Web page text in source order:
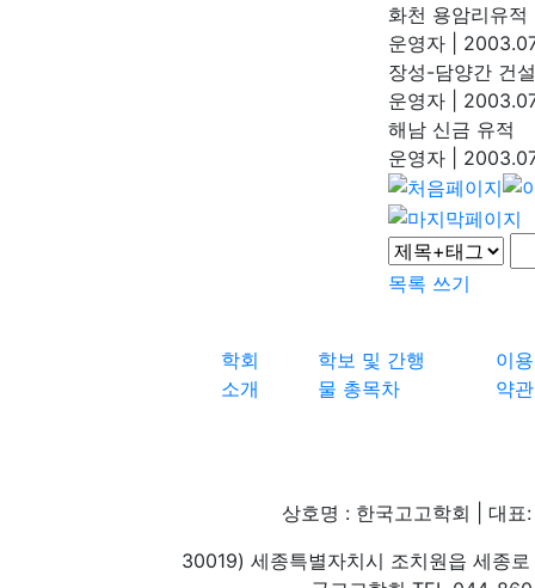
화천 용암리유적
운영자
장성-담양간 건
운영자
해남 신금 유적
운영자
목록 쓰기
학회
소개
학보 및 간행
물 총목차
이용
약관
상호명 : 한국고고학회 | 대
30019) 세종특별자치시 조치원읍 세종